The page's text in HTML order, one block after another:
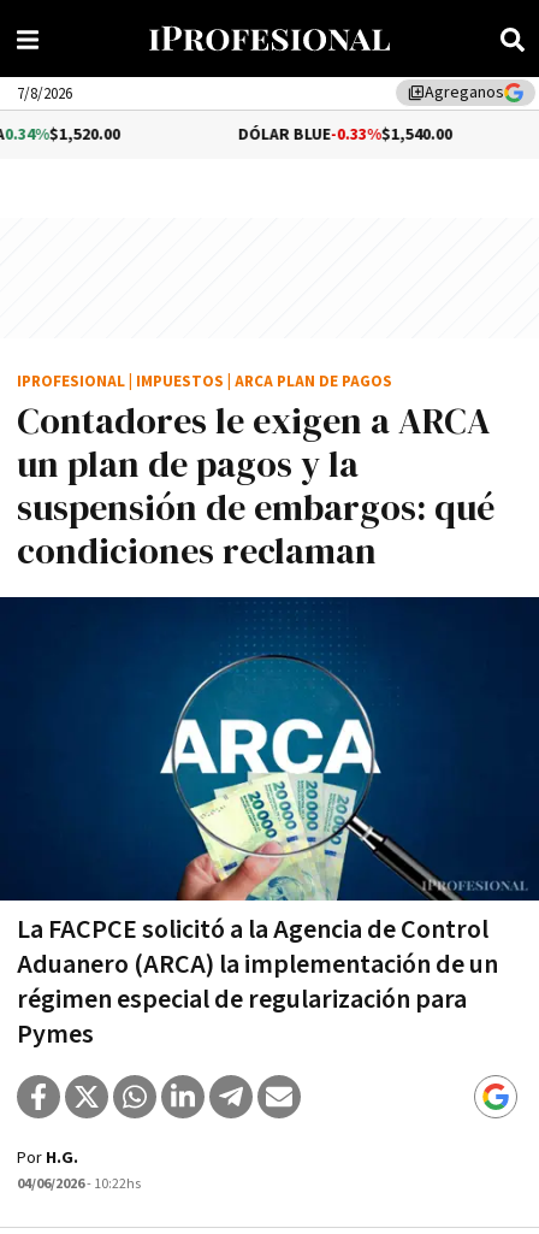
library_addAgreganos
7/8/2026
DÓLAR BLUE-0.33%$1,540.00
Contadores le exigen a ARCA
un plan de pagos y la
suspensión de embargos: qué
condiciones reclaman
La FACPCE solicitó a la Agencia de Control
Aduanero (ARCA) la implementación de un
régimen especial de regularización para
Pymes
IPROFESIONAL IMPUESTOS ARCA PLAN DE PAGOS
Por H.G.
04/06/2026- 10:22hs